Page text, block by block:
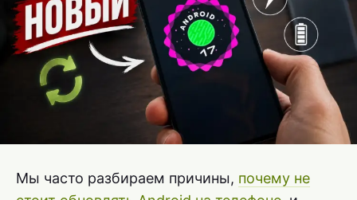
Мы часто разбираем причины, почему не